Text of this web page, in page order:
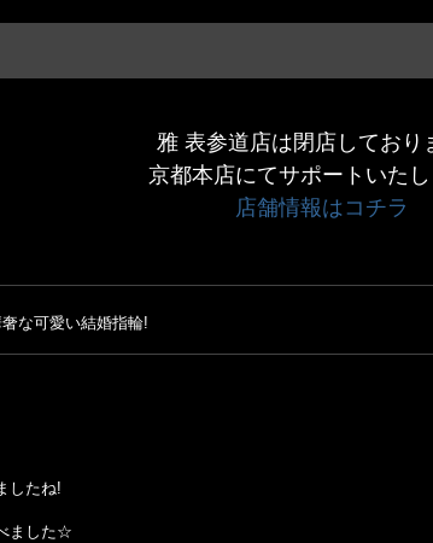
雅 表参道店は閉店しており
京都本店にてサポートいたし
店舗情報はコチラ
な可愛い結婚指輪!
したね!
ました☆